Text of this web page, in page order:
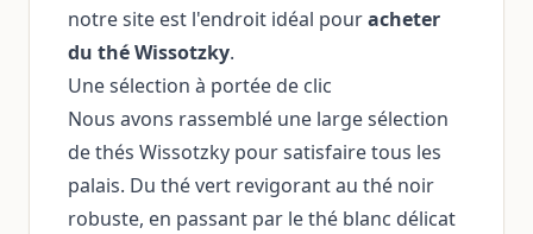
notre site est l'endroit idéal pouracheter
du thé Wissotzky.
Une sélection à portée de clic
Nous avons rassemblé une large sélection
de thés Wissotzky pour satisfaire tous les
palais. Du thé vert revigorant au thé noir
robuste, en passant par le thé blanc délicat